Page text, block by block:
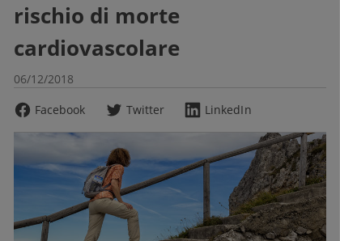
rischio di morte
cardiovascolare
06/12/2018
Facebook
Twitter LinkedIn